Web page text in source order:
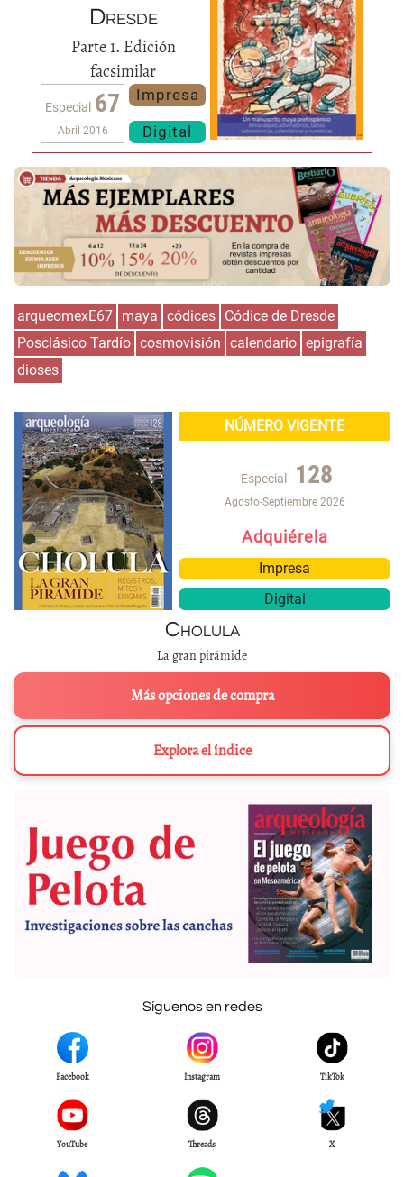
Dresde
Parte 1. Edición
facsimilar
Especial 67
Abril 2016
Impresa
Digital
arqueomexE67 maya códices Códice de Dresde
Posclásico Tardío cosmovisión calendario epigrafía
dioses
NÚMERO VIGENTE
Especial 128
Agosto-Septiembre 2026
Adquiérela
Impresa
Digital
Cholula
La gran pirámide
Más opciones de compra
Explora el índice
Síguenos en redes
Facebook Instagram TikTok
YouTube Threads X